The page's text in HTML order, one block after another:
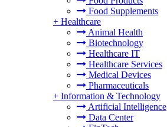
Food Supplements
+ Healthcare
Animal Health
Biotechnology
Healthcare IT
Healthcare Services
Medical Devices
Pharmaceuticals
+ Information & Technology
Artificial Intelligence
Data Center